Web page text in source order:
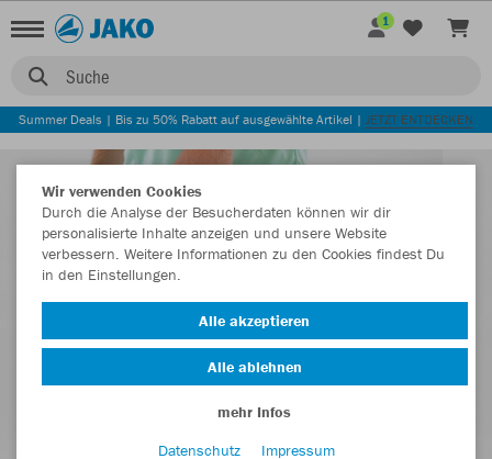
Suche
1
Summer Deals | Bis zu 50% Rabatt auf ausgewählte Artikel | JETZT ENTDECKEN
Wir verwenden Cookies
Durch die Analyse der Besucherdaten können wir dir
personalisierte Inhalte anzeigen und unsere Website
verbessern. Weitere Informationen zu den Cookies findest Du
in den Einstellungen.
Alle akzeptieren
Alle ablehnen
mehr Infos
Datenschutz
Impressum